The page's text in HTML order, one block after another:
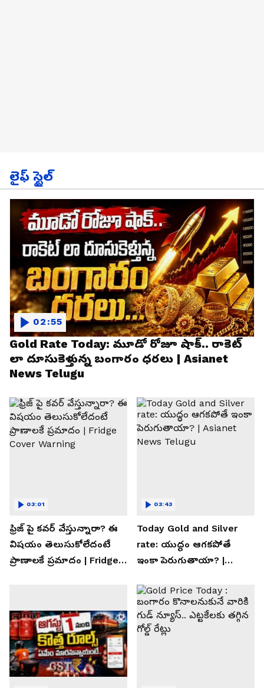
లైఫ్ స్టైల్
Gold Rate Today: మూడో రోజూ షాక్.. రాకెట్
లా దూసుకెళ్తున్న బంగారం ధరలు | Asianet
News Telugu
02:55
ఫ్రిజ్ పై కవర్ వేస్తున్నారా? ఈ
విషయం తెలుసుకోలేదంటే
ప్రాణాలకే ప్రమాదం | Fridge
03:01
Today Gold and Silver
rate: యుద్ధం ఆగకపోతే
ఇంకా పెరుగుతాయా? |
03:43